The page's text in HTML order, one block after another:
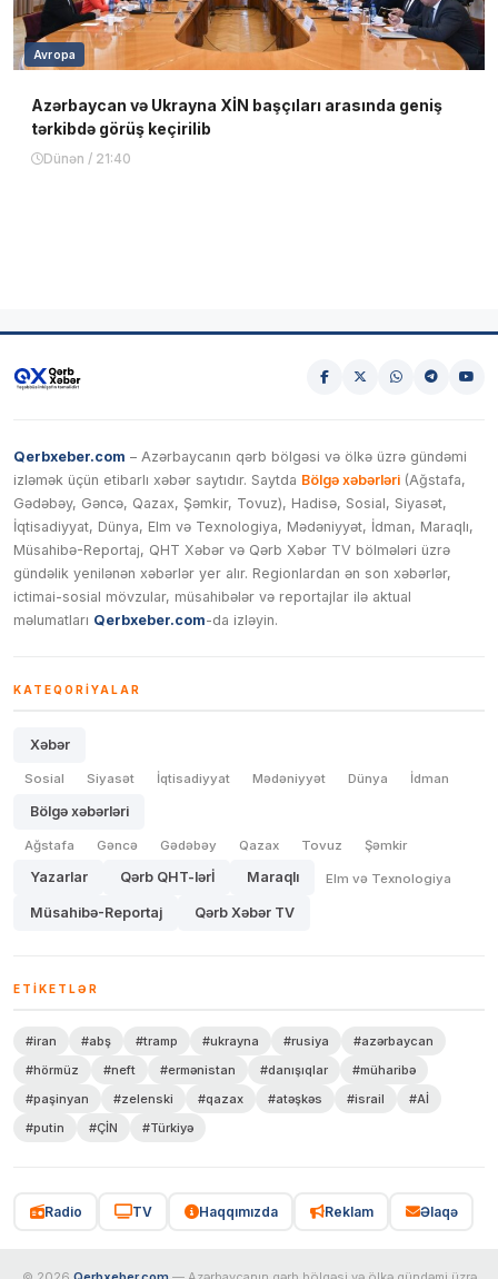
Avropa
Azərbaycan və Ukrayna XİN başçıları arasında geniş
tərkibdə görüş keçirilib
Dünən / 21:40
Qerbxeber.com – Azərbaycanın qərb bölgəsi və ölkə üzrə gündəmi
izləmək üçün etibarlı xəbər saytıdır. Saytda Bölgə xəbərləri (Ağstafa,
Gədəbəy, Gəncə, Qazax, Şəmkir, Tovuz), Hadisə, Sosial, Siyasət,
İqtisadiyyat, Dünya, Elm və Texnologiya, Mədəniyyət, İdman, Maraqlı,
Müsahibə-Reportaj, QHT Xəbər və Qərb Xəbər TV bölmələri üzrə
gündəlik yenilənən xəbərlər yer alır. Regionlardan ən son xəbərlər,
ictimai-sosial mövzular, müsahibələr və reportajlar ilə aktual
məlumatları Qerbxeber.com-da izləyin.
KATEQORIYALAR
Xəbər
Sosial Siyasət İqtisadiyyat Mədəniyyət Dünya İdman
Bölgə xəbərləri
Ağstafa Gəncə Gədəbəy Qazax Tovuz Şəmkir
Yazarlar Qərb QHT-lərİ Maraqlı Elm və Texnologiya
Müsahibə-Reportaj Qərb Xəbər TV
ETIKETLƏR
#iran #abş #tramp #ukrayna #rusiya
#azərbaycan
#hörmüz
#neft #ermənistan #danışıqlar
#müharibə
#paşinyan
#zelenski #qazax #atəşkəs #israil
#Aİ
#putin
#ÇİN #Türkiyə
Radio TV Haqqımızda Reklam Əlaqə